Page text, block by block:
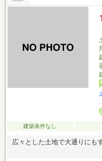
建築条件なし
広々とした土地で大通りにも